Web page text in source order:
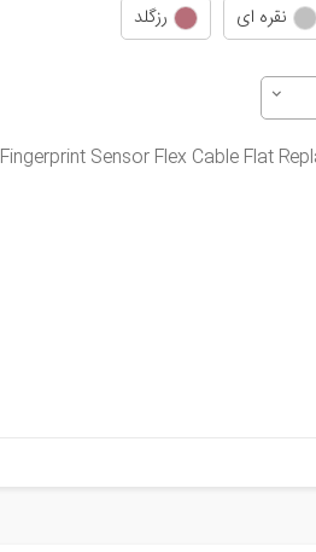
نقره ای رزگلد
Fingerprint Sensor Flex Cable Flat